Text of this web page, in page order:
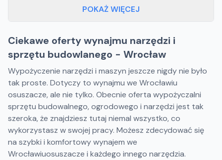
POKAŻ WIĘCEJ
Ciekawe oferty wynajmu narzędzi i
sprzętu budowlanego - Wrocław
Wypożyczenie narzędzi i maszyn jeszcze nigdy nie było
tak proste. Dotyczy to wynajmu we Wrocławiu
osuszacze, ale nie tylko. Obecnie oferta wypożyczalni
sprzętu budowalnego, ogrodowego i narzędzi jest tak
szeroka, że znajdziesz tutaj niemal wszystko, co
wykorzystasz w swojej pracy. Możesz zdecydować się
na szybki i komfortowy wynajem we
Wrocławiuosuszacze i każdego innego narzędzia.